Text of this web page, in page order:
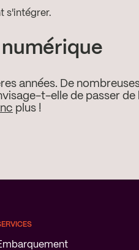
s'intégrer.
numérique
années. De
t-elle de passer
plus !